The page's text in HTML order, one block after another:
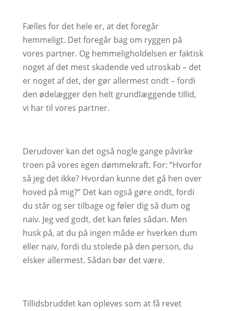
Fælles for det hele er, at det foregår
hemmeligt. Det foregår bag om ryggen på
vores partner. Og hemmeligholdelsen er faktisk
noget af det mest skadende ved utroskab – det
er noget af det, der gør allermest ondt – fordi
den ødelægger den helt grundlæggende tillid,
vi har til vores partner.
Derudover kan det også nogle gange påvirke
troen på vores egen dømmekraft. For: “Hvorfor
så jeg det ikke? Hvordan kunne det gå hen over
hoved på mig?” Det kan også gøre ondt, fordi
du står og ser tilbage og føler dig så dum og
naiv. Jeg ved godt, det kan føles sådan. Men
husk på, at du på ingen måde er hverken dum
eller naiv, fordi du stolede på den person, du
elsker allermest. Sådan bør det være.
Tillidsbruddet kan opleves som at få revet